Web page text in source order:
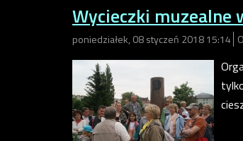
Wycieczki muzealne
poniedziałek, 08 styczeń 2018 15:14